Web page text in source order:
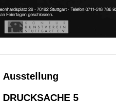
Ausstellung
DRUCKSACHE 5